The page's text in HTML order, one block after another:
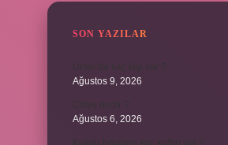
SON YAZILAR
Ağustos 9, 2026
Ağustos 6, 2026